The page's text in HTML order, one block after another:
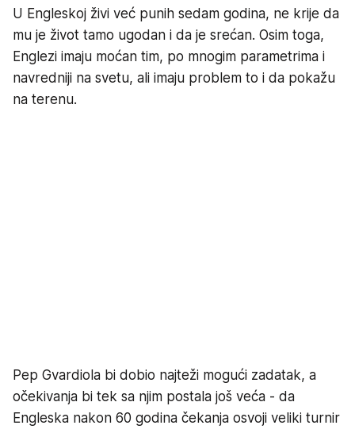
U Engleskoj živi već punih sedam godina, ne krije da
mu je život tamo ugodan i da je srećan. Osim toga,
Englezi imaju moćan tim, po mnogim parametrima i
navredniji na svetu, ali imaju problem to i da pokažu
na terenu.
Pep Gvardiola bi dobio najteži mogući zadatak, a
očekivanja bi tek sa njim postala još veća - da
Engleska nakon 60 godina čekanja osvoji veliki turnir